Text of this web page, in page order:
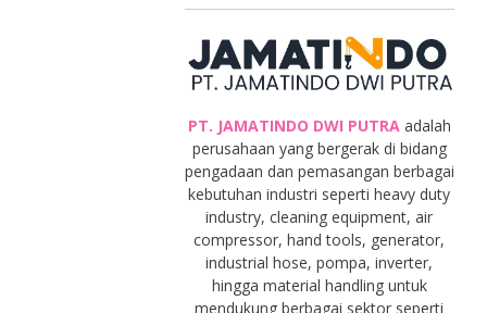
PT. JAMATINDO DWI PUTRA adalah
perusahaan yang bergerak di bidang
pengadaan dan pemasangan berbagai
kebutuhan industri seperti heavy duty
industry, cleaning equipment, air
compressor, hand tools, generator,
industrial hose, pompa, inverter,
hingga material handling untuk
mendukung berbagai sektor seperti